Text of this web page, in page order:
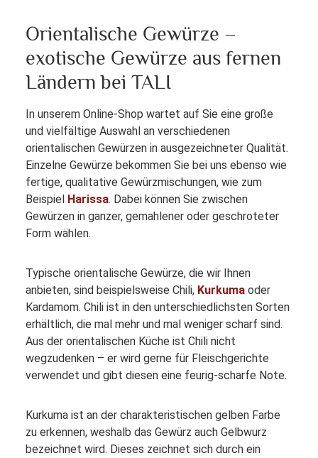
Orientalische Gewürze –
exotische Gewürze aus fernen
Ländern bei TALI
In unserem Online-Shop wartet auf Sie eine große
und vielfältige Auswahl an verschiedenen
orientalischen Gewürzen in ausgezeichneter Qualität.
Einzelne Gewürze bekommen Sie bei uns ebenso wie
fertige, qualitative Gewürzmischungen, wie zum
Beispiel Harissa. Dabei können Sie zwischen
Gewürzen in ganzer, gemahlener oder geschroteter
Form wählen.
Typische orientalische Gewürze, die wir Ihnen
anbieten, sind beispielsweise Chili, Kurkuma oder
Kardamom. Chili ist in den unterschiedlichsten Sorten
erhältlich, die mal mehr und mal weniger scharf sind.
Aus der orientalischen Küche ist Chili nicht
wegzudenken – er wird gerne für Fleischgerichte
verwendet und gibt diesen eine feurig-scharfe Note.
Kurkuma ist an der charakteristischen gelben Farbe
zu erkennen, weshalb das Gewürz auch Gelbwurz
bezeichnet wird. Dieses zeichnet sich durch ein